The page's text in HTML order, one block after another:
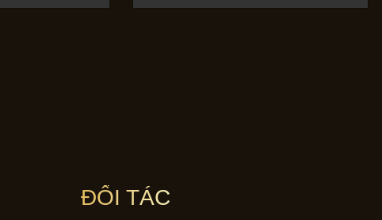
ĐỐI TÁC